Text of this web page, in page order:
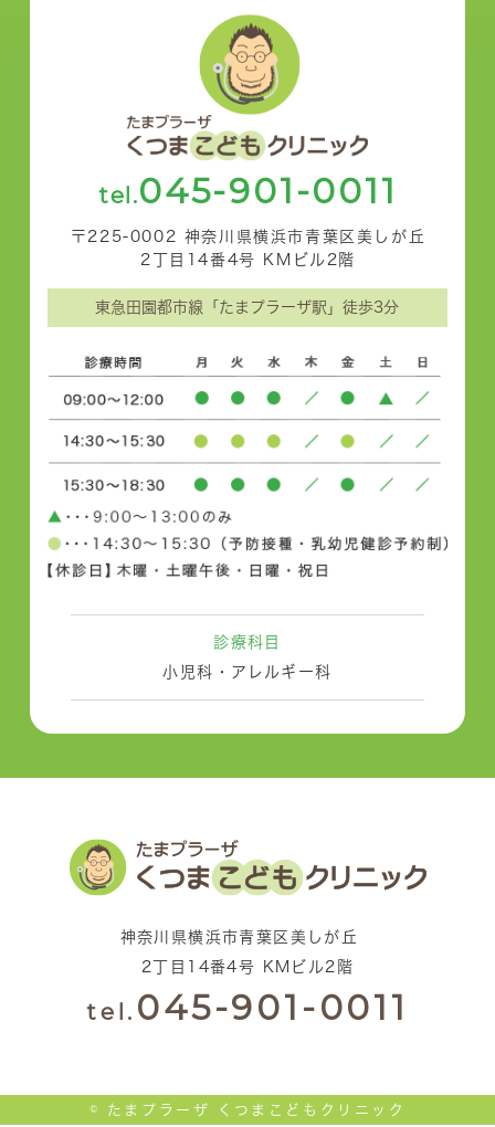
tel.045-901-0011
〒225-0002 神奈川県横浜市青葉区美しが丘
2丁目14番4号 KMビル2階
東急田園都市線「たまプラーザ駅」徒歩3分
診療科目
小児科・アレルギー科
神奈川県横浜市青葉区美しが丘
2丁目14番4号 KMビル2階
tel. 045-901-0011
© たまプラーザ くつまこどもクリニック